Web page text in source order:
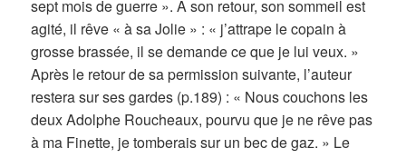
sept mois de guerre ». A son retour, son sommeil est
agité, il rêve « à sa Jolie » : « j’attrape le copain à
grosse brassée, il se demande ce que je lui veux. »
Après le retour de sa permission suivante, l’auteur
restera sur ses gardes (p.189) : « Nous couchons les
deux Adolphe Roucheaux, pourvu que je ne rêve pas
à ma Finette, je tomberais sur un bec de gaz. » Le